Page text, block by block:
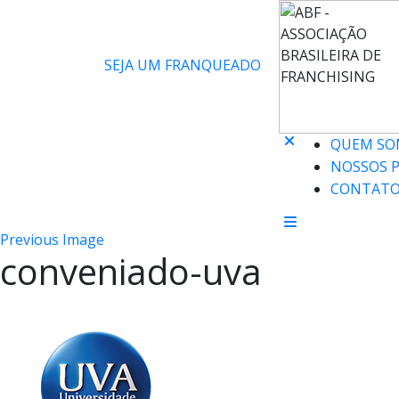
SEJA UM FRANQUEADO
QUEM
NOSSOS
CONTATO
Previous Image
conveniado-uva